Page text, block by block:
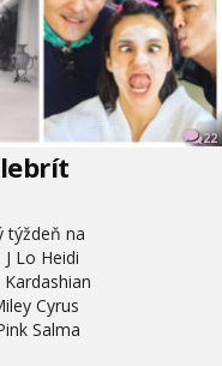
22
týždeň na
Lo Heidi
Cyrus
Salma